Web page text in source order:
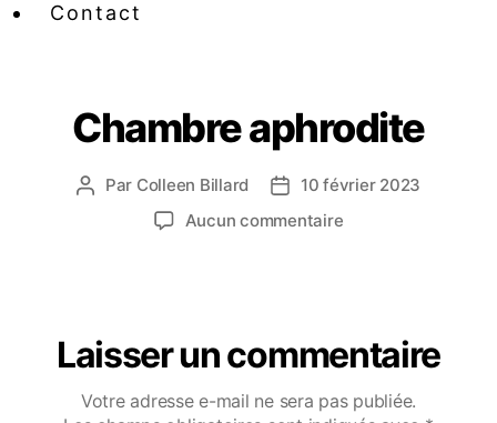
Contact
Chambre aphrodite
Par Colleen Billard
10 février 2023
Aucun commentaire
Laisser un commentaire
Votre adresse e-mail ne sera pas publiée.